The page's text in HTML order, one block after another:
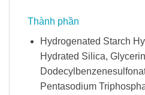
Thành phần
Hydrogenated Starch
Hydrated Silica,
Pentasodium